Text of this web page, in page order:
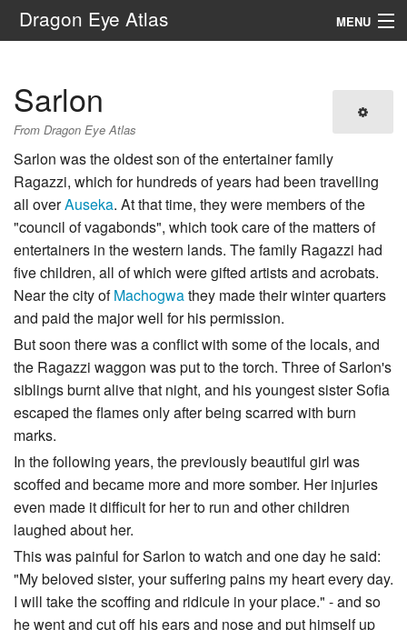
Dragon Eye Atlas MENU
Sarlon
From Dragon Eye Atlas
Sarlon was the oldest son of the entertainer family
Ragazzi, which for hundreds of years had been travelling
all overAuseka. At that time, they were members of the
"council of vagabonds", which took care of the matters of
entertainers in the western lands. The family Ragazzi had
five children, all of which were gifted artists and acrobats.
Near the city ofMachogwathey made their winter quarters
and paid the major well for his permission.
But soon there was a conflict with some of the locals, and
the Ragazzi waggon was put to the torch. Three of Sarlon's
siblings burnt alive that night, and his youngest sister Sofia
escaped the flames only after being scarred with burn
marks.
In the following years, the previously beautiful girl was
scoffed and became more and more somber. Her injuries
even made it difficult for her to run and other children
laughed about her.
This was painful for Sarlon to watch and one day he said:
"My beloved sister, your suffering pains my heart every day.
I will take the scoffing and ridicule in your place." - and so
he went and cut off his ears and nose and put himself up